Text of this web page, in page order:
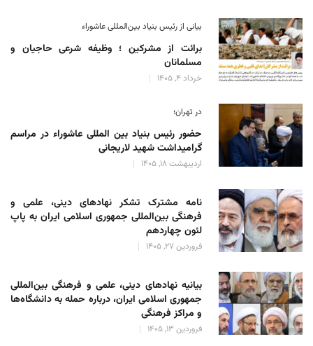
بیانی از رئیس بنیاد بین‌المللی عاشوراء
برائت از مشرکین ؛ وظیفه شرعی حاجیان و
مسلمانان
خرداد 4, 1405
در تهران؛
حضور رئیس بنیاد بین المللی عاشوراء در مراسم
گرامیداشت شهید لاریجانی
اردیبهشت 18, 1405
نامه مشترک تشکر نهادهای دینی، علمی و
فرهنگی بین‌المللی جمهوری اسلامی ایران به پاپ
لئون چهاردهم
فروردین 27, 1405
بیانیه نهادهای دینی، علمی و فرهنگی بین‌المللی
جمهوری اسلامی ایران، درباره حمله به دانشگاه‌ها
و مراکز فرهنگی
فروردین 13, 1405